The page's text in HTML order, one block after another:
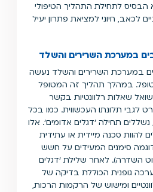
לתחילת התהליך הטיפולי
לכאב, חיוני למציאת פתרון יעיל
במערכת השרירים והשלד
במערכת השרירים והשלד נעשה
במהלך תהליך זה המטופל
שאלות רלוונטיות בקשר
לגבי תלונתו העכשווית. כמו בכל
תחילה 'דגלים אדומים'. אלו
להוות סכנה מיידית או עתידית
סימנים המעידים על חשש
השדרה). לאחר שלילת 'דגלים
גופנית הכוללת בדיקה של
ומישוש של הרקמות הרכות,